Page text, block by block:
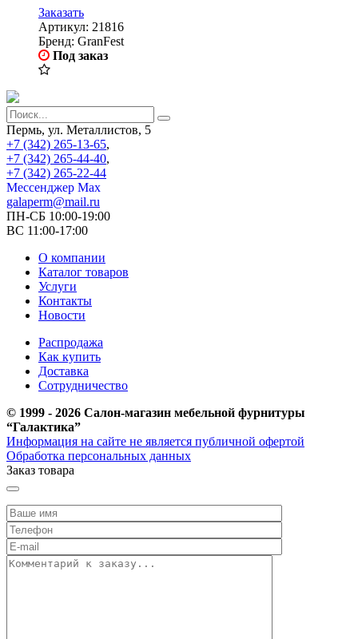
Заказать
Артикул: 21816
Бренд: GranFest
Под заказ
Пермь, ул. Металлистов, 5
+7 (342) 265-13-65,
+7 (342) 265-44-40,
+7 (342) 265-22-44
Мессенджер Мах
galaperm@mail.ru
ПН-СБ 10:00-19:00
ВС 11:00-17:00
О компании
Каталог товаров
Услуги
Контакты
Новости
Распродажа
Как купить
Доставка
Сотрудничество
© 1999 - 2026 Салон-магазин мебельной фурнитуры
“Галактика”
Информация на сайте не является публичной офертой
Обработка персональных данных
Заказ товара